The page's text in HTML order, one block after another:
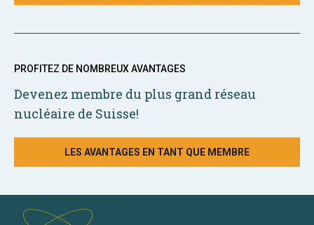
PROFITEZ DE NOMBREUX AVANTAGES
Devenez membre du plus grand réseau
nucléaire de Suisse!
LES AVANTAGES EN TANT QUE MEMBRE